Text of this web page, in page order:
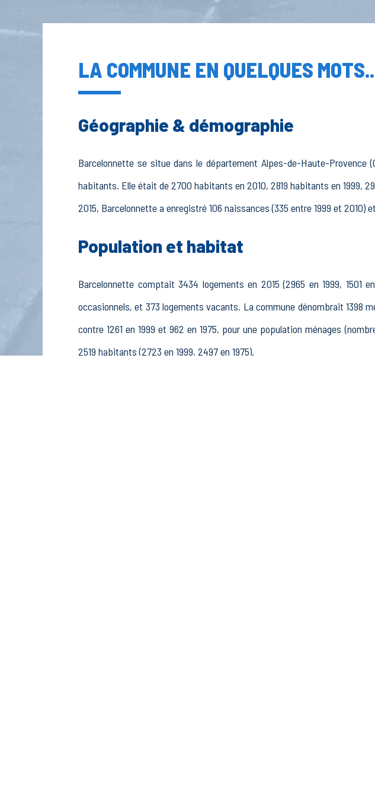
LA COMMUNE EN QUELQUES
Géographie & démographie
Barcelonnette se situe dans le département Alpes-de-Haute-
habitants. Elle était de 2700 habitants en 2010, 2819 habitants en 1999,
2015, Barcelonnette a enregistré 106 naissances (335 entre 1999 et 2010)
Population et habitat
Barcelonnette comptait 3434 logements en 2015 (2965 en 1999, 1501
occasionnels, et 373 logements vacants. La commune dénombrait 1398
contre 1261 en 1999 et 962 en 1975, pour une population ménages
2519 habitants (2723 en 1999, 2497 en 1975).